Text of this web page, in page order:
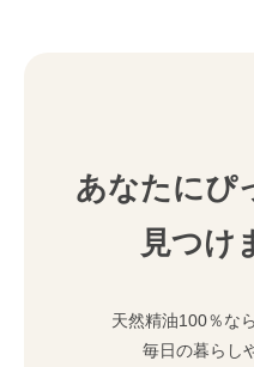
あなたにぴ
見つけ
天然精油100％な
毎日の暮らし